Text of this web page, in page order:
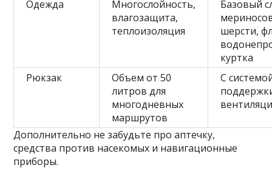
Одежда
Многослойность,
влагозащита,
теплоизоляция
Базовый
шерсти,
куртка
Рюкзак
Объем от 50
литров для
многодневных
маршрутов
С
Дополнительно не забудьте про аптечку,
средства против насекомых и навигационные
приборы.